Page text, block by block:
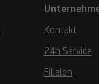
Kontakt
24h Service
Filialen